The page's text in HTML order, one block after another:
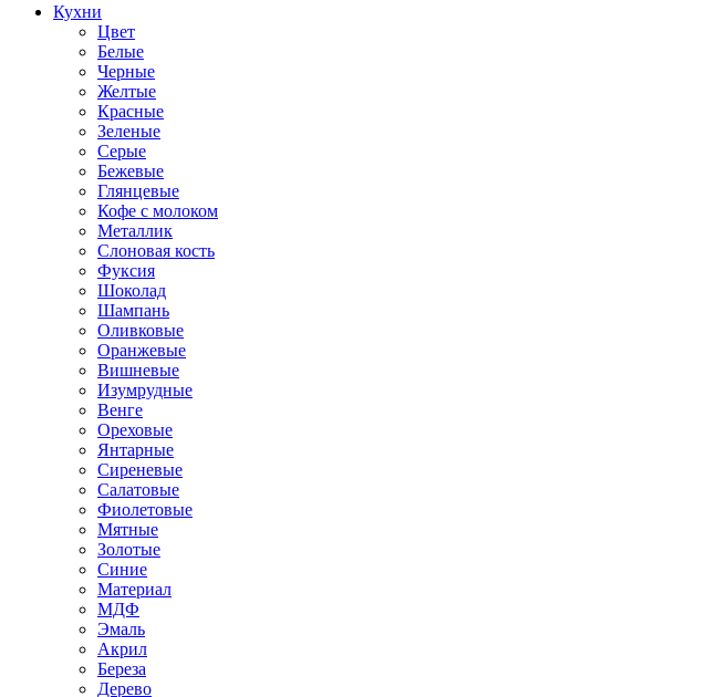
Кухни
Цвет
Белые
Черные
Желтые
Красные
Зеленые
Серые
Бежевые
Глянцевые
Кофе с молоком
Металлик
Слоновая кость
Фуксия
Шоколад
Шампань
Оливковые
Оранжевые
Вишневые
Изумрудные
Венге
Ореховые
Янтарные
Сиреневые
Салатовые
Фиолетовые
Мятные
Золотые
Синие
Материал
МДФ
Эмаль
Акрил
Береза
Дерево